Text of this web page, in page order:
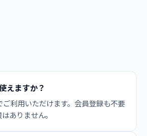
えますか？
ご利用いただけます。会員登録も不要
ありません。